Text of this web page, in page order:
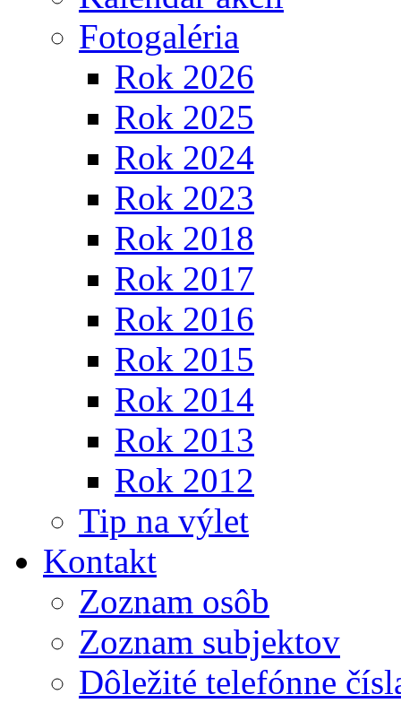
Fotogaléria
Rok 2026
Rok 2025
Rok 2024
Rok 2023
Rok 2018
Rok 2017
Rok 2016
Rok 2015
Rok 2014
Rok 2013
Rok 2012
Tip na výlet
Kontakt
Zoznam osôb
Zoznam subjektov
Dôležité telefónne